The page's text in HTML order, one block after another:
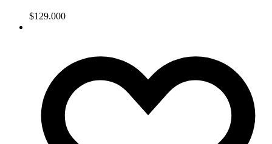
$129.000